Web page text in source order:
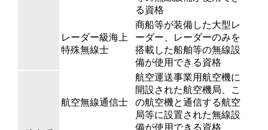
る資格
レーダー級海上
特殊無線士
商船等が装備した大型レ
ーダー、レーダーのみを
搭載した船舶等の無線設
備が使用できる資格
航空無線通信士
航空運送事業用航空機に
開設された航空機局、こ
の航空機と通信する航空
局等に設置された無線設
備が使用できる資格